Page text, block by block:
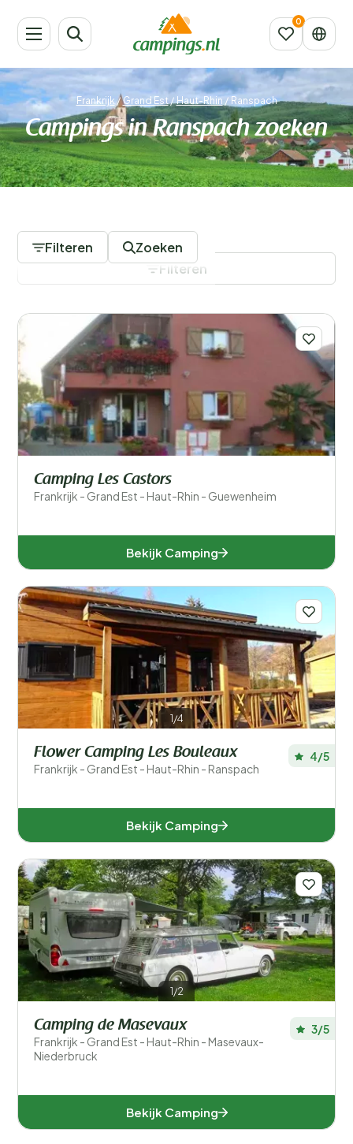
Frankrijk/Grand Est/Haut-Rhin / Ranspach
Campings in Ranspach zoeken
Filteren Zoeken
Populaire filters
Type accommodatie
Zwemmen
Filters opslaan
Filteren
Camping Les Castors
Frankrijk - Grand Est - Haut-Rhin - Guewenheim
Bekijk Camping
1/4
Flower Camping Les Bouleaux
Frankrijk - Grand Est - Haut-Rhin - Ranspach
4/5
Bekijk Camping
1/2
Camping de Masevaux
Frankrijk - Grand Est - Haut-Rhin - Masevaux-
Niederbruck
3/5
Bekijk Camping